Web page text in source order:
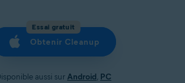
Essai gratuit
Obtenir Cleanup
aussi surAndroid, PC